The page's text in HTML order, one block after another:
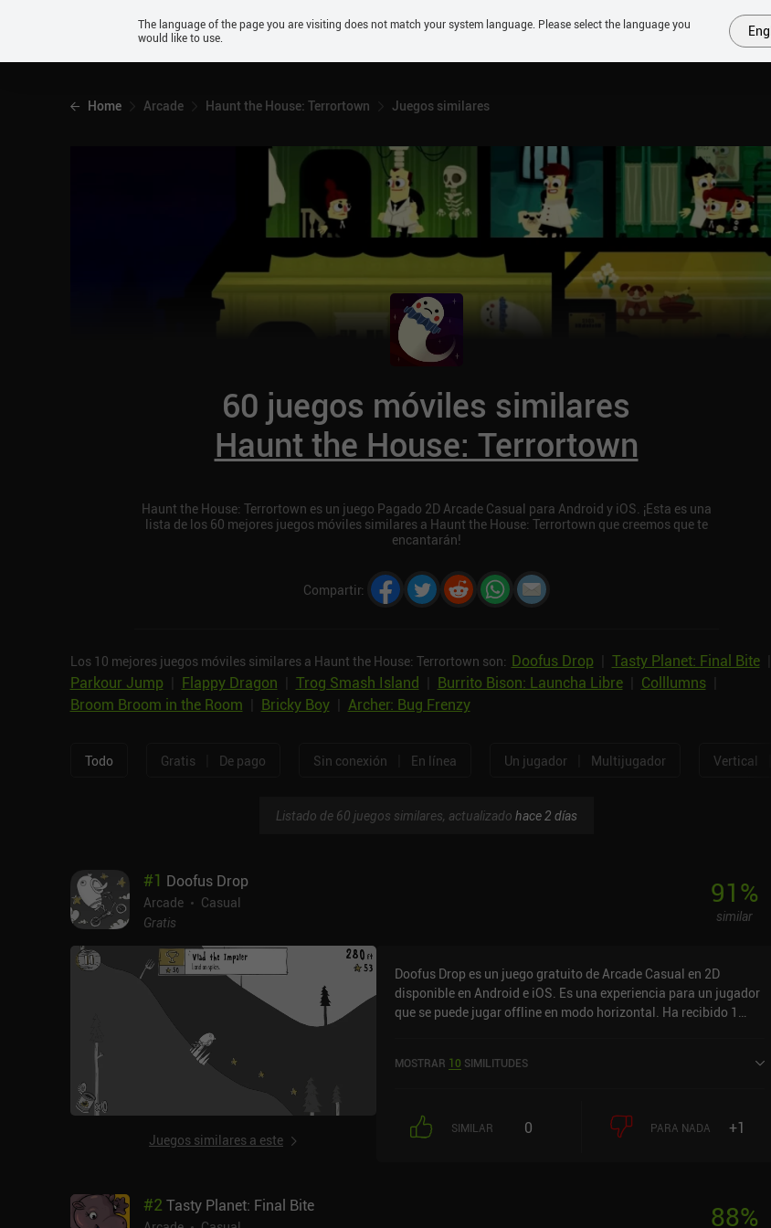
Android
PRÓXIMOS SIMILARES COLECCIONES
Home Arcade Haunt the House: Terrortown Juegos similares
60 juegos móviles similares
Haunt the House: Terrortown
Haunt the House: Terrortown es un juego Pagado 2D Arcade Casual para Android y iOS. ¡Esta es una
lista de los 60 mejores juegos móviles similares a Haunt the House: Terrortown que creemos que te
encantarán!
Compartir:
Los 10 mejores juegos móviles similares a Haunt the House: Terrortown son: Doofus Drop Tasty Planet: Final Bite|
Parkour Jump
Flappy Dragon Trog Smash Island Burrito Bison: Launcha Libre| Colllumns|
Broom Broom in the Room
Bricky Boy| Archer: Bug Frenzy
Todo Gratis De pago Sin conexión En línea Un jugador Multijugador Vertical
Listado de 60 juegos similares, actualizado hace 2 días
#1 Doofus Drop
Arcade
Casual
Gratis
91%
similar
Juegos similares a este
Doofus Drop es un juego gratuito de Arcade Casual en 2D
disponible en Android e iOS. Es una experiencia para un jugador
que se puede jugar offline en modo horizontal. Ha recibido 1
sobre 5,0 en Google Play y de 4,7 sobre 5,0 en la App Store de
MOSTRAR 10 SIMILITUDES
SIMILAR 0 PARA NADA +1
#2 Tasty Planet: Final Bite 88%
The language of the page you are visiting does not match your system language. Please select the language you
would like to use.